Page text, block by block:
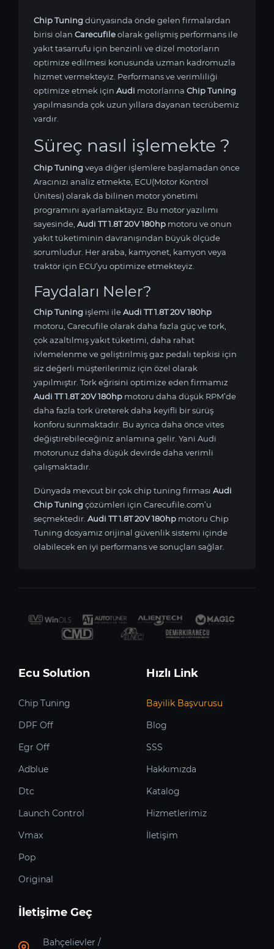
Chip Tuningdünyasında önde gelen firmalardan
birisi olan Carecufileolarak gelişmiş performans ile
yakıt tasarrufu için benzinli ve dizel motorların
optimize edilmesi konusunda uzman kadromuzla
hizmet vermekteyiz. Performans ve verimliliği
optimize etmek için Audi motorlarına Chip Tuning
yapılmasında çok uzun yıllara dayanan tecrübemiz
vardır.
Süreç nasıl işlemekte ?
Chip Tuningveya diğer işlemlere başlamadan önce
Aracınızı analiz etmekte, ECU(Motor Kontrol
Ünitesi) olarak da bilinen motor yönetimi
programını ayarlamaktayız. Bu motor yazılımı
sayesinde, Audi TT 1.8T 20V 180hp motoru ve onun
yakıt tüketiminin davranışından büyük ölçüde
sorumludur. Her araba, kamyonet, kamyon veya
traktör için ECU’yu optimize etmekteyiz.
Faydaları Neler?
Chip Tuning işlemi ileAudi TT 1.8T 20V 180hp
motoru, Carecufile olarak daha fazla güç ve tork,
çok azaltılmış yakıt tüketimi, daha rahat
ivlemelenme ve geliştirilmiş gaz pedalı tepkisi için
siz değerli müşterilerimiz için özel olarak
yapılmıştır. Tork eğrisini optimize eden firmamız
Audi TT 1.8T 20V 180hp motoru daha düşük RPM’de
daha fazla tork üreterek daha keyifli bir sürüş
konforu sunmaktadır. Bu ayrıca daha önce vites
değiştirebileceğiniz anlamına gelir. Yani Audi
motorunuz daha düşük devirde daha verimli
çalışmaktadır.
Dünyada mevcut bir çok chip tuning firması Audi
Chip Tuningçözümleri için Carecufile.com’u
seçmektedir. Audi TT 1.8T 20V 180hp motoru Chip
Tuning dosyamız orijinal güvenlik sistemi içinde
olabilecek en iyi performans ve sonuçları sağlar.
Ecu Solution
Chip Tuning
DPF Off
Egr Off
Adblue
Dtc
Launch Control
Vmax
Pop
Original
Hızlı Link
Bayilik Başvurusu
Blog
SSS
Hakkımızda
Katalog
Hizmetlerimiz
İletişim
İletişime Geç
Bahçelievler /